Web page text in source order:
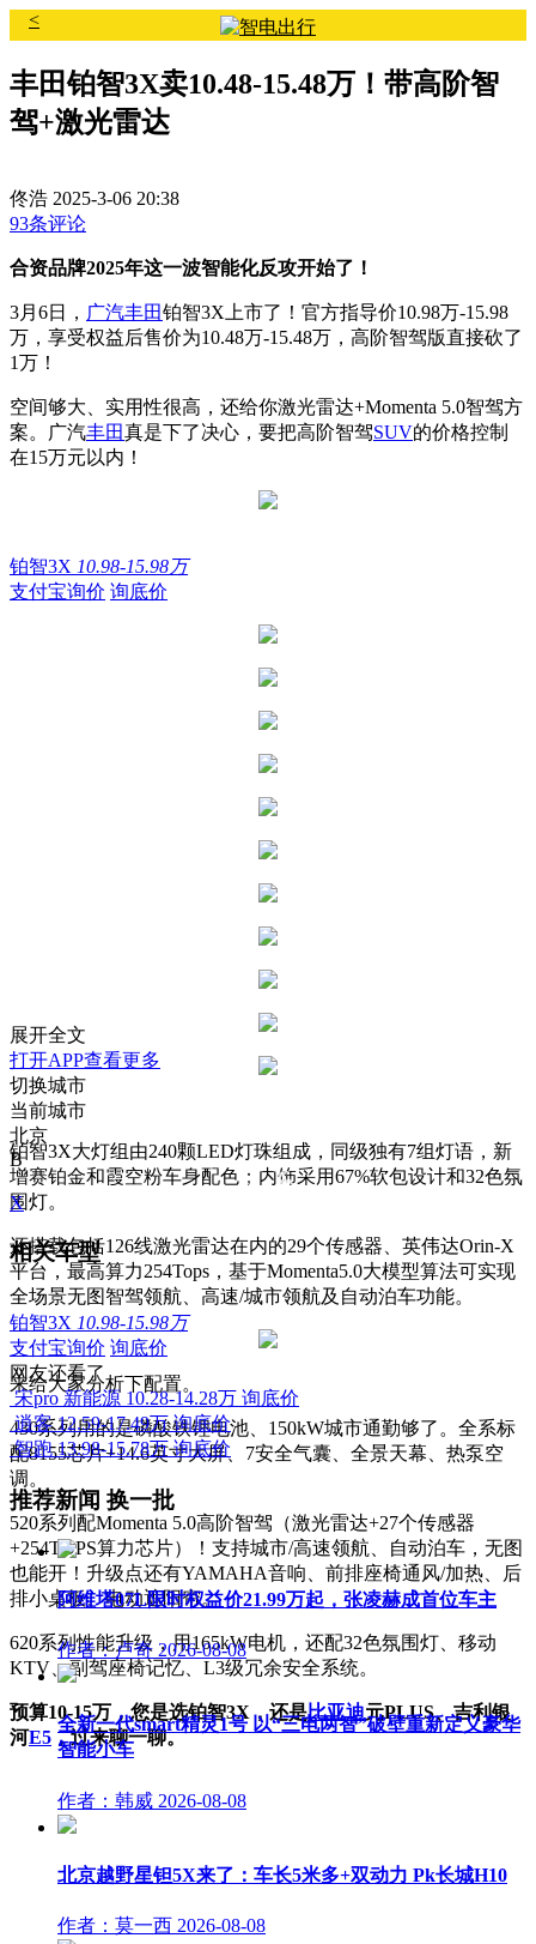
<
丰田铂智3X卖10.48-15.48万！带高阶智
驾+激光雷达
佟浩 2025-3-06 20:38
93条评论
合资品牌2025年这一波智能化反攻开始了！
3月6日， 广汽丰田铂智3X上市了！官方指导价10.98万-15.98
万，享受权益后售价为10.48万-15.48万，高阶智驾版直接砍了
1万！
空间够大、实用性很高，还给你激光雷达+Momenta 5.0智驾方
案。广汽丰田真是下了决心，要把高阶智驾SUV的价格控制
在15万元以内！
铂智3X 10.98-15.98万
支付宝询价 询底价
铂智3X大灯组由240颗LED灯珠组成，同级独有7组灯语，新
增赛铂金和霞空粉车身配色；内饰采用67%软包设计和32色氛
围灯。
还搭载包括126线激光雷达在内的29个传感器、英伟达Orin-X
平台，最高算力254Tops，基于Momenta5.0大模型算法可实现
全场景无图智驾领航、高速/城市领航及自动泊车功能。
来给大家分析下配置。
430系列用的是磷酸铁锂电池、150kW城市通勤够了。全系标
配8155芯片+14.6英寸大屏、7安全气囊、全景天幕、热泵空
调。
520系列配Momenta 5.0高阶智驾（激光雷达+27个传感器
+254TOPS算力芯片）！支持城市/高速领航、自动泊车，无图
也能开！升级点还有YAMAHA音响、前排座椅通风/加热、后
排小桌板、电动遮阳帘。
620系列性能升级，用165kW电机，还配32色氛围灯、移动
KTV、副驾座椅记忆、L3级冗余安全系统。
预算10-15万，您是选铂智3X，还是比亚迪元PLUS、吉利银
河E5 ，过来聊一聊。
展开全文
打开APP查看更多
切换城市
当前城市
北京
B
X
相关车型
铂智3X 10.98-15.98万
支付宝询价 询底价
网友还看了
宋pro 新能源 10.28-14.28万 询底价
逍客 12.59-17.49万 询底价
智跑 13.98-15.78万 询底价
推荐新闻 换一批
阿维塔07L限时权益价21.99万起，张凌赫成首位车主
作者：卢奇 2026-08-08
全新一代smart精灵1号 以“三电两智”破壁重新定义豪华
智能小车
作者：韩威 2026-08-08
北京越野星钽5X来了：车长5米多+双动力 Pk长城H10
作者：莫一西 2026-08-08